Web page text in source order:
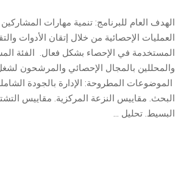
الهدف العام للبرنامج: تنمية مهارات
العمليات الإحصائية من خلال إتقان الأدوات
المستخدمة في الإحصاء بشكل فعال. الفئة
والمحللين بالمجال الإحصائي والمرشحون
الموضوعات المطروحة: الإدارة بالجودة
البحث. مقاييس النزعة المركزية. مقاييس
البسيط. تحليل …